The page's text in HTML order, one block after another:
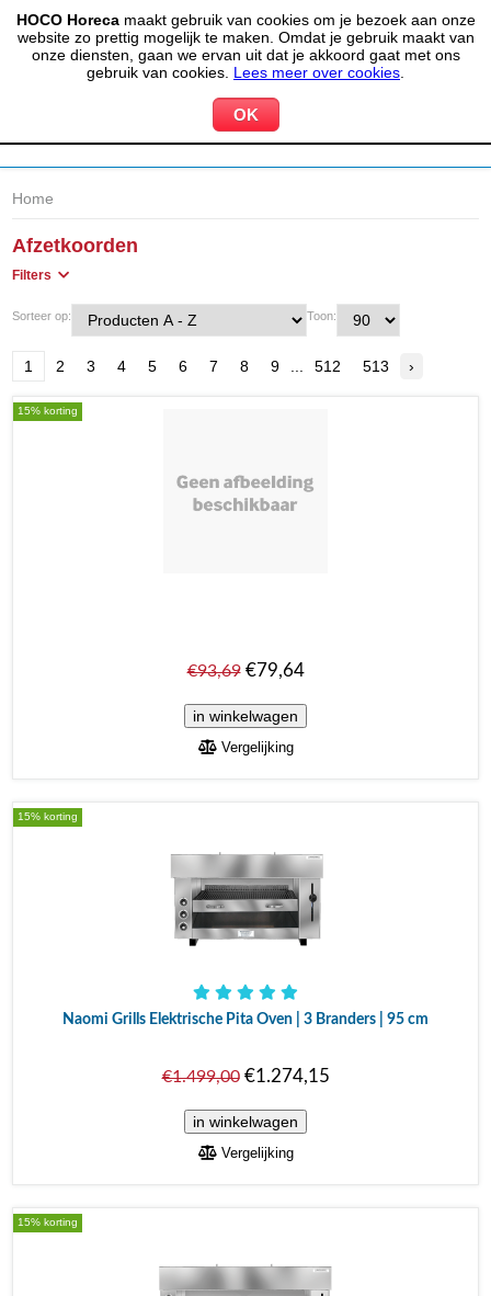
HOCO Horecamaakt gebruik van cookies om je bezoek aan onze
website zo prettig mogelijk te maken. Omdat je gebruik maakt van
onze diensten, gaan we ervan uit dat je akkoord gaat met ons
gebruik van cookies. Lees meer over cookies
(020) 497 6325 info@hocohoreca.nl
MIJN ACCOUNT 0 WINKELWAGEN
Home
Afzetkoorden
Filters
Sorteer op: Toon:
1 2 3 4 5 6 7 8 9 512 513 ›
15% korting
€93,69€79,64
Vergelijking
15% korting
Naomi Grills Elektrische Pita Oven | 3 Branders | 95 cm
€1.499,00€1.274,15
Vergelijking
15% korting